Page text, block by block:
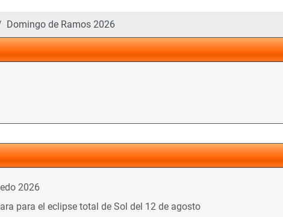
Domingo de Ramos 2026
2026
para el eclipse total de Sol del 12 de agosto